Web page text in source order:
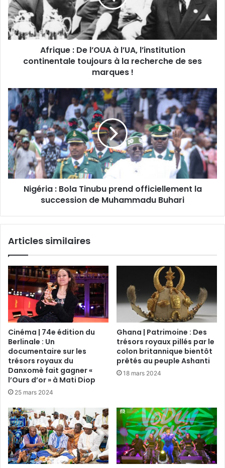
Afrique : De l’OUA à l’UA, l’institution
continentale toujours à la recherche de ses
marques !
Nigéria : Bola Tinubu prend officiellement la
succession de Muhammadu Buhari
Articles similaires
Cinéma | 74e édition du
Berlinale : Un
documentaire sur les
trésors royaux du
Danxomè fait gagner «
l’Ours d’or » à Mati Diop
25 mars 2024
Ghana | Patrimoine : Des
trésors royaux pillés par le
colon britannique bientôt
prêtés au peuple Ashanti
18 mars 2024